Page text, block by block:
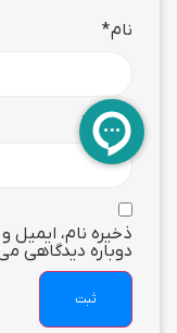
نام*
ایمیل *
ذخیره نام، ایمیل
دوباره دیدگاهی